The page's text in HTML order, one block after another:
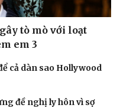
tò mò với loạt
em 3
cả dàn sao Hollywood
đề nghị ly hôn vì sợ